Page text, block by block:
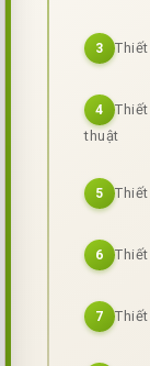
3
4
thuật
5
6
7